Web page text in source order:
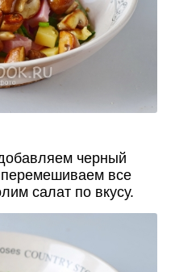
черный
все
салат по вкусу.